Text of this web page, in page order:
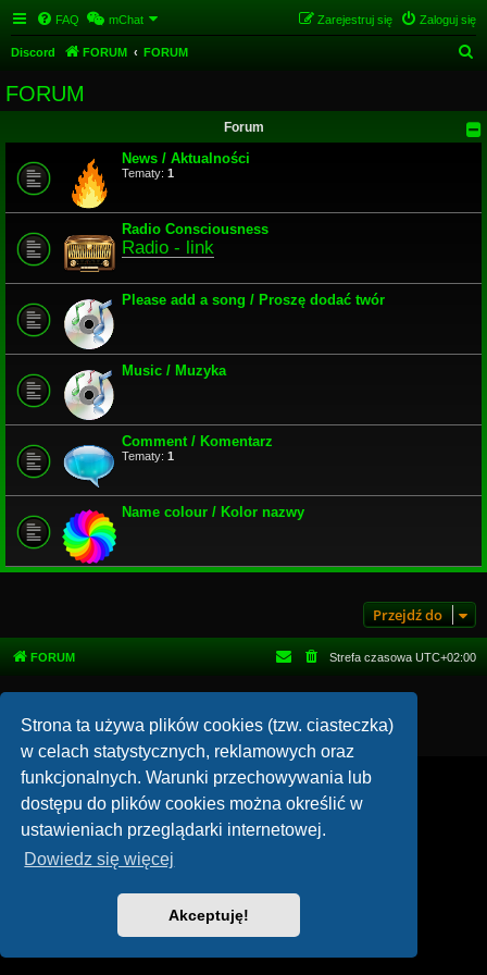
Strona ta używa plików cookies (tzw. ciasteczka)
w celach statystycznych, reklamowych oraz
funkcjonalnych. Warunki przechowywania lub
dostępu do plików cookies można określić w
ustawieniach przeglądarki internetowej.
Dowiedz się więcej
Akceptuję!
FAQ mChat Zaloguj się
Zarejestruj się
Discord FORUM FORUM
k
FORUM
Forum
News / Aktualności
Tematy: 1
Radio Consciousness
Radio - link
Please add a song / Proszę dodać twór
Music / Muzyka
Comment / Komentarz
Tematy: 1
Name colour / Kolor nazwy
Przejdź do
FORUM Strefa czasowa UTC+02:00
Technologię dostarczaphpBB® Forum Software © phpBB Limited
Polski pakiet językowy dostarcza
Zasady ochrony danych osobowych |Regulamin